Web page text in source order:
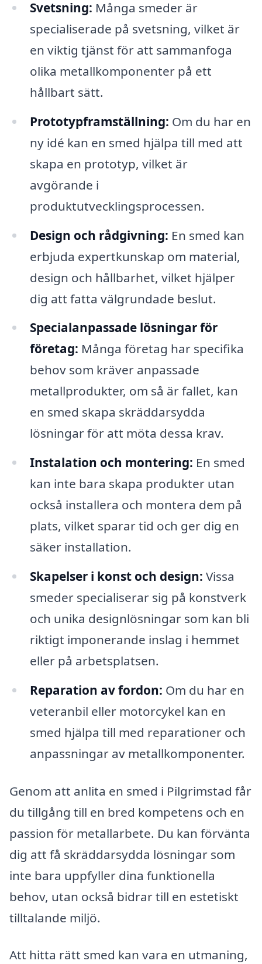
Svetsning: Många smeder är
specialiserade på svetsning, vilket är
en viktig tjänst för att sammanfoga
olika metallkomponenter på ett
hållbart sätt.
Prototypframställning: Om du har en
ny idé kan en smed hjälpa till med att
skapa en prototyp, vilket är
avgörande i
produktutvecklingsprocessen.
Design och rådgivning: En smed kan
erbjuda expertkunskap om material,
design och hållbarhet, vilket hjälper
dig att fatta välgrundade beslut.
Specialanpassade lösningar för
företag: Många företag har specifika
behov som kräver anpassade
metallprodukter, om så är fallet, kan
en smed skapa skräddarsydda
lösningar för att möta dessa krav.
Instalation och montering: En smed
kan inte bara skapa produkter utan
också installera och montera dem på
plats, vilket sparar tid och ger dig en
säker installation.
Skapelser i konst och design: Vissa
smeder specialiserar sig på konstverk
och unika designlösningar som kan bli
riktigt imponerande inslag i hemmet
eller på arbetsplatsen.
Reparation av fordon: Om du har en
veteranbil eller motorcykel kan en
smed hjälpa till med reparationer och
anpassningar av metallkomponenter.
Genom att anlita en smed i Pilgrimstad får
du tillgång till en bred kompetens och en
passion för metallarbete. Du kan förvänta
dig att få skräddarsydda lösningar som
inte bara uppfyller dina funktionella
behov, utan också bidrar till en estetiskt
tilltalande miljö.
Att hitta rätt smed kan vara en utmaning,